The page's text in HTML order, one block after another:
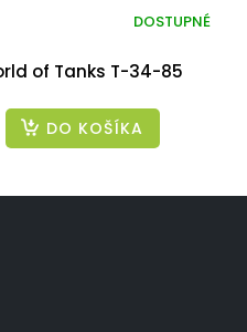
of Tanks T-34-85
DOSTUPNÉ
DO KOŠÍKA